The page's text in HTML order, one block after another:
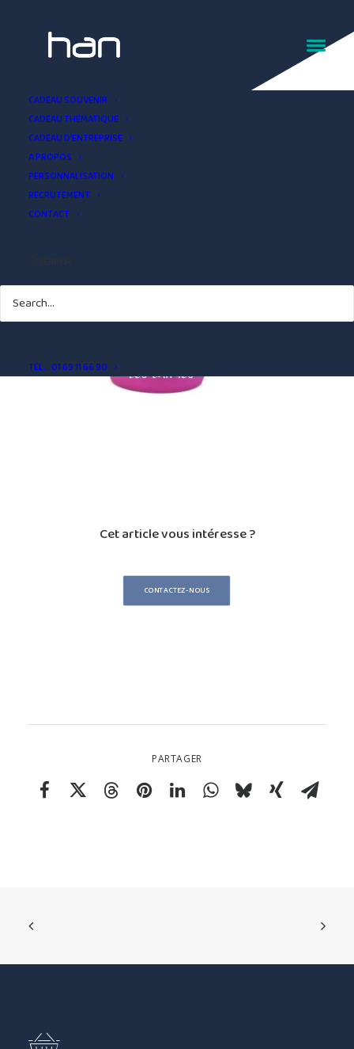
CADEAU SOUVENIR
CADEAU THÉMATIQUE
CADEAU D’ENTREPRISE
A PROPOS
PERSONNALISATION
RECRUTEMENT
CONTACT
TÉL. : 01 69 11 66 90
Mug gomme Des Landes
Cet article vous intéresse ?
CONTACTEZ-NOUS
PARTAGER